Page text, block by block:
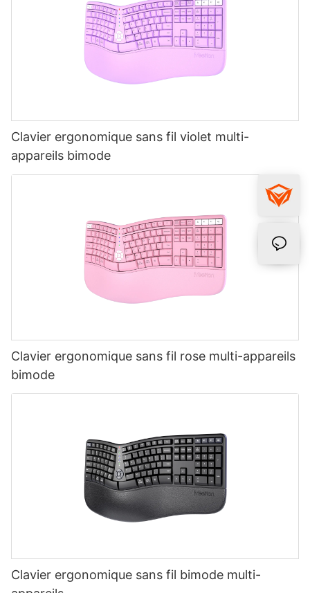
Clavier ergonomique sans fil violet multi-
appareils bimode
Clavier ergonomique sans fil rose multi-appareils
bimode
Clavier ergonomique sans fil bimode multi-